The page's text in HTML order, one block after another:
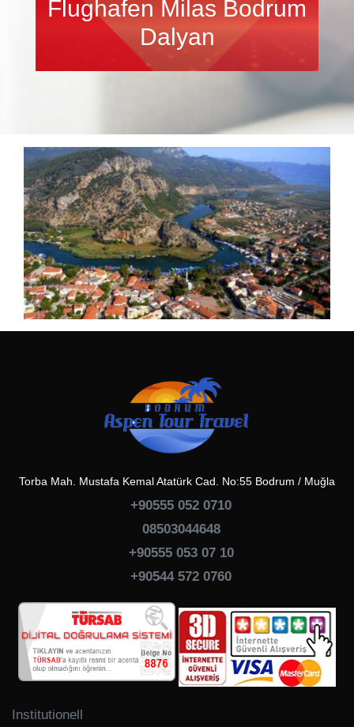
Flughafen Milas Bodrum
Dalyan
Torba Mah. Mustafa Kemal Atatürk Cad. No:55 Bodrum / Muğla
+90555 052 0710
08503044648
+90555 053 07 10
+90544 572 0760
Institutionell